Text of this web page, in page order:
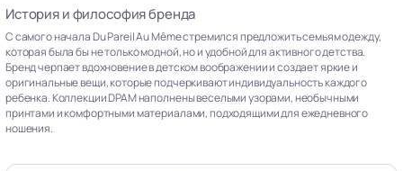
История и философия бренда
С самого начала Du Pareil Au Même стремился предложить семьям одежду,
которая была бы не только модной, но и удобной для активного детства.
Бренд черпает вдохновение в детском воображении и создает яркие и
оригинальные вещи, которые подчеркивают индивидуальность каждого
ребенка. Коллекции DPAM наполнены веселыми узорами, необычными
принтами и комфортными материалами, подходящими для ежедневного
ношения.